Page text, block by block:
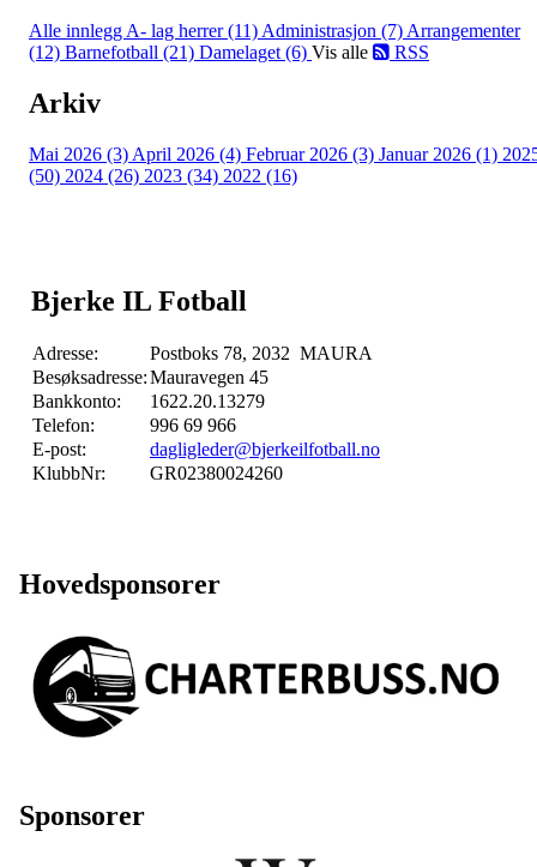
Alle innlegg A- lag herrer (11) Administrasjon (7) Arrangementer
(12) Barnefotball (21) Damelaget (6) Vis alle RSS
Arkiv
Mai 2026 (3) April 2026 (4) Februar 2026 (3) Januar 2026 (1)
(50) 2024 (26) 2023 (34) 2022 (16)
Bjerke IL Fotball
Adresse:
Postboks 78, 2032 MAURA
Besøksadresse:Mauravegen 45
Bankkonto:
1622.20.13279
Telefon:
996 69 966
E-post:
dagligleder@bjerkeilfotball.no
KlubbNr:
GR02380024260
Hovedsponsorer
Sponsorer